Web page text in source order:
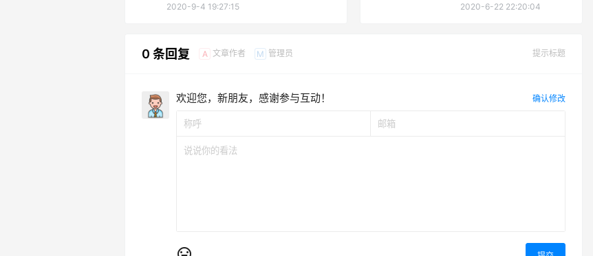
2020-9-4 19:27:15 2020-6-22 22:20:04
0 条回复 A 文章作者 M 管理员 提示标题
欢迎您，新朋友，感谢参与互动！ 确认修改